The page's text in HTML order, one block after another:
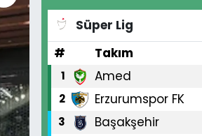
Süper Lig
#
Takım
1 Amed
2 Erzurumspor FK
3 Başakşehir